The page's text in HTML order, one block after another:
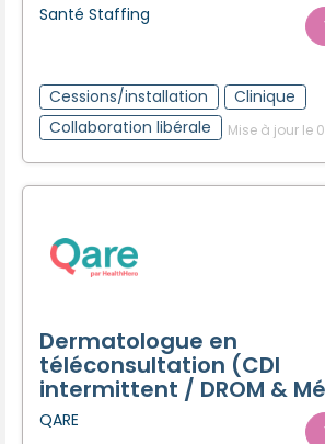
Santé Staffing
Cessions/installation
Clinique
Collaboration libérale
Mise à jour le
Dermatologue en
téléconsultation (CDI
intermittent / DROM &
QARE